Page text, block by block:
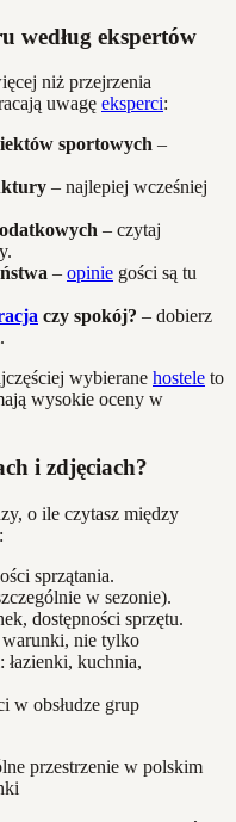
według ekspertów
niż przejrzenia
uwagę eksperci:
sportowych –
– najlepiej wcześniej
– czytaj
– opinie gości są tu
czy spokój? – dobierz
wybierane hostele to
wysokie oceny w
i zdjęciach?
o ile czytasz między
:
sprzątania.
w sezonie).
dostępności sprzętu.
warunki, nie tylko
kuchnia,
w obsłudze grup